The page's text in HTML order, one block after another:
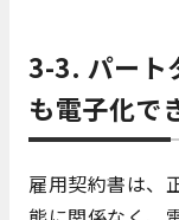
3-3. パート
も電子化で
雇用契約書は、